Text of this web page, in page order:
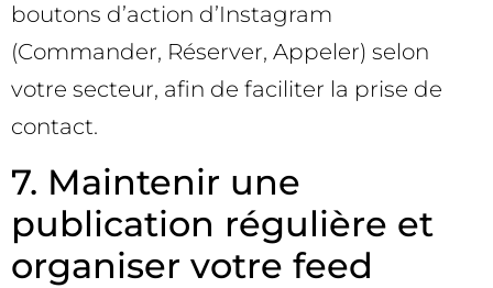
boutons d’action d’Instagram
(Commander, Réserver, Appeler) selon
votre secteur, afin de faciliter la prise de
contact.
7. Maintenir une
publication régulière et
organiser votre feed